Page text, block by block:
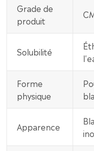
Grade de
produit
Solubilité
Forme
physique
Apparence